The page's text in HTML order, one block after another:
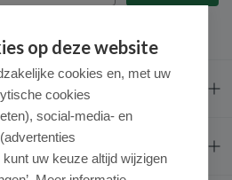
op deze website
cookies en, met uw
cookies
social-media- en
uw keuze altijd wijzigen